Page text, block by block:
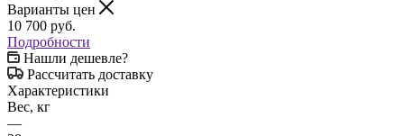
Варианты цен
10 700 руб.
Подробности
Нашли дешевле?
Рассчитать доставку
Характеристики
Вес, кг
—